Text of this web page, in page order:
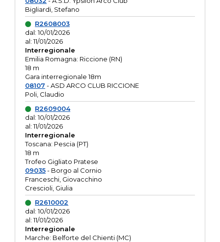
Bigliardi, Stefano
R2608003
dal: 10/01/2026
al: 11/01/2026
Interregionale
Emilia Romagna: Riccione (RN)
18 m
Gara interregionale 18m
08107 - ASD ARCO CLUB RICCIONE
Poli, Claudio
R2609004
dal: 10/01/2026
al: 11/01/2026
Interregionale
Toscana: Pescia (PT)
18 m
Trofeo Gigliato Pratese
09035- Borgo al Cornio
Franceschi, Giovacchino
Crescioli, Giulia
R2610002
dal: 10/01/2026
al: 11/01/2026
Interregionale
Marche: Belforte del Chienti (MC)